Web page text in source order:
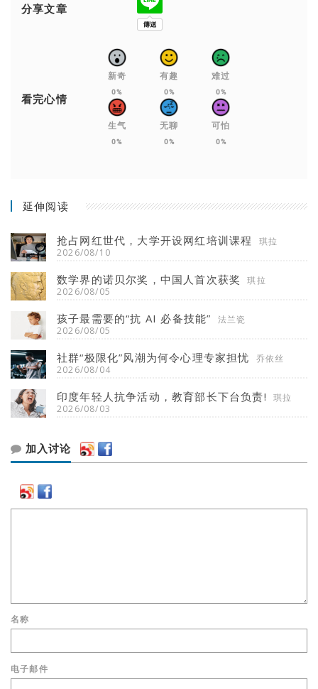
分享文章
看完心情
新奇
0%
有趣
0%
难过
0%
生气
0%
无聊
0%
可怕
0%
延伸阅读
抢占网红世代，大学开设网红培训课程
琪拉
2026/08/10
数学界的诺贝尔奖，中国人首次获奖
琪拉
2026/08/05
孩子最需要的“抗 AI 必备技能”
法兰瓷
2026/08/05
社群“极限化”风潮为何令心理专家担忧
乔依丝
2026/08/04
印度年轻人抗争活动，教育部长下台负责!
琪拉
2026/08/03
加入讨论
名称
电子邮件